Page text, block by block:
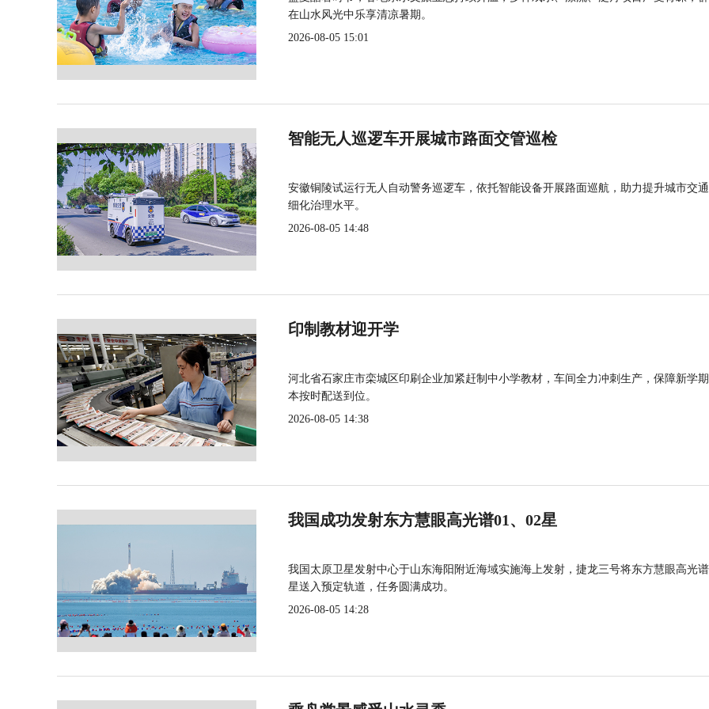
在山水风光中乐享清凉暑期。
2026-08-05 15:01
智能无人巡逻车开展城市路面交管巡检
安徽铜陵试运行无人自动警务巡逻车，依托智能设备开展路面巡航，助力提升城市交
细化治理水平。
2026-08-05 14:48
印制教材迎开学
河北省石家庄市栾城区印刷企业加紧赶制中小学教材，车间全力冲刺生产，保障新学
本按时配送到位。
2026-08-05 14:38
我国成功发射东方慧眼高光谱01、02星
我国太原卫星发射中心于山东海阳附近海域实施海上发射，捷龙三号将东方慧眼高光
星送入预定轨道，任务圆满成功。
2026-08-05 14:28